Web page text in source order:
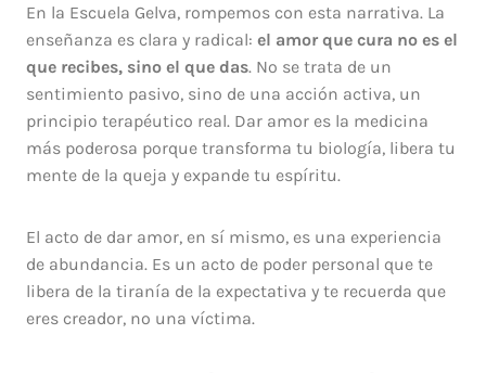
En la Escuela Gelva, rompemos con esta narrativa. La
enseñanza es clara y radical: el amor que cura no es el
que recibes, sino el que das. No se trata de un
sentimiento pasivo, sino de una acción activa, un
principio terapéutico real. Dar amor es la medicina
más poderosa porque transforma tu biología, libera tu
mente de la queja y expande tu espíritu.
El acto de dar amor, en sí mismo, es una experiencia
de abundancia. Es un acto de poder personal que te
libera de la tiranía de la expectativa y te recuerda que
eres creador, no una víctima.